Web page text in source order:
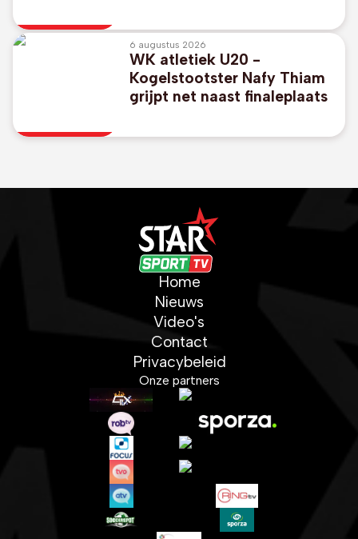
voorzitter Gianni Infantino
6 augustus 2026
WK atletiek U20 -
Kogelstootster Nafy Thiam
grijpt net naast finaleplaats
Home
Nieuws
Video's
Contact
Privacybeleid
Onze partners